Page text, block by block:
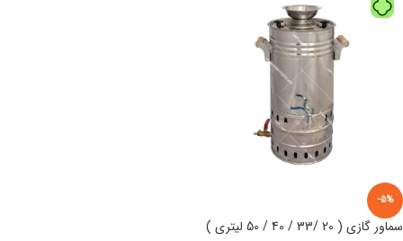
-5%
سماور گازی ( 20 /33 / 40 / 50 لیتری )